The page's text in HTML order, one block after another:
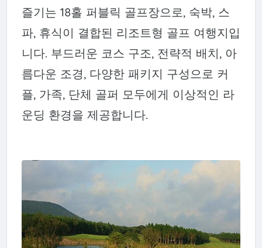
즐기는 18홀 퍼블릭 골프장으로, 숙박, 스
파, 휴식이 결합된 리조트형 골프 여행지입
니다. 부드러운 코스 구조, 전략적 배치, 아
름다운 조경, 다양한 패키지 구성으로 커
플, 가족, 단체 골퍼 모두에게 이상적인 라
운딩 환경을 제공합니다.